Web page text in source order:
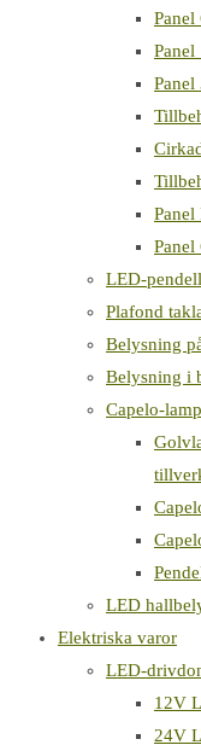
Panel
Panel
Panel
Panel
LED-
Plafond
Belysning
Belysning i
Capelo-
LED
Elektriska varor
LED-
12V
24V